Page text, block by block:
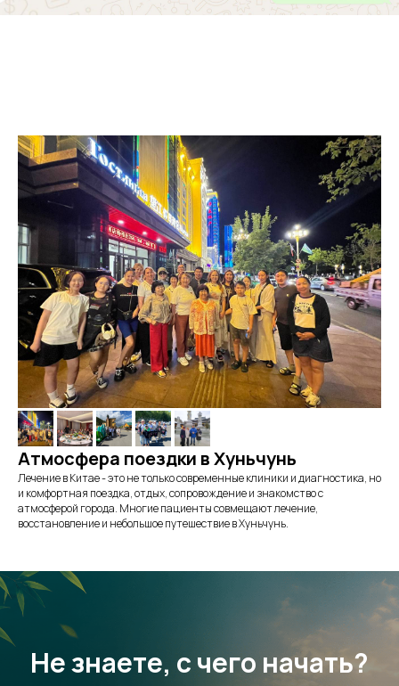
Атмосфера поездки в Хуньчунь
Лечение в Китае - это не только современные клиники и диагностика, но
и комфортная поездка, отдых, сопровождение и знакомство с
атмосферой города. Многие пациенты совмещают лечение,
восстановление и небольшое путешествие в Хуньчунь.
Не знаете, с чего начать?